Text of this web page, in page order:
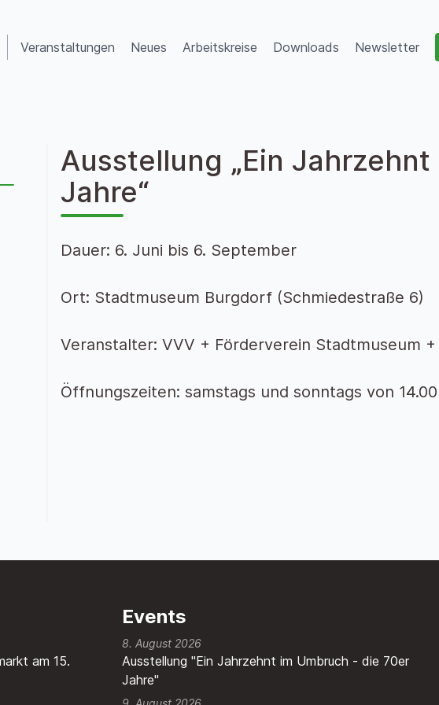
Veranstaltungen Neues Arbeitskreise Downloads Newsletter
Ausstellung „Ein
Jahre“
Dauer: 6. Juni bis 6. September
Ort: Stadtmuseum Burgdorf (Schmiedestraße 6)
Veranstalter: VVV + Förderverein Stadtmuseum
Öffnungszeiten: samstags und sonntags von
am 15.
Events
8. August 2026
Ausstellung "Ein Jahrzehnt im Umbruch - die 70er
Jahre"